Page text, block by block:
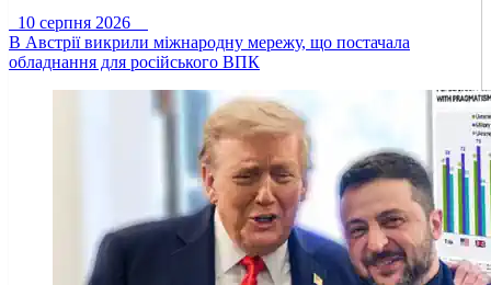
10 серпня 2026
В Австрії викрили міжнародну мережу, що постачала
обладнання для російського ВПК